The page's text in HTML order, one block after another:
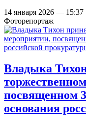
14 января 2026 — 15:37
Фоторепортаж
Владыка
посвященном
основания